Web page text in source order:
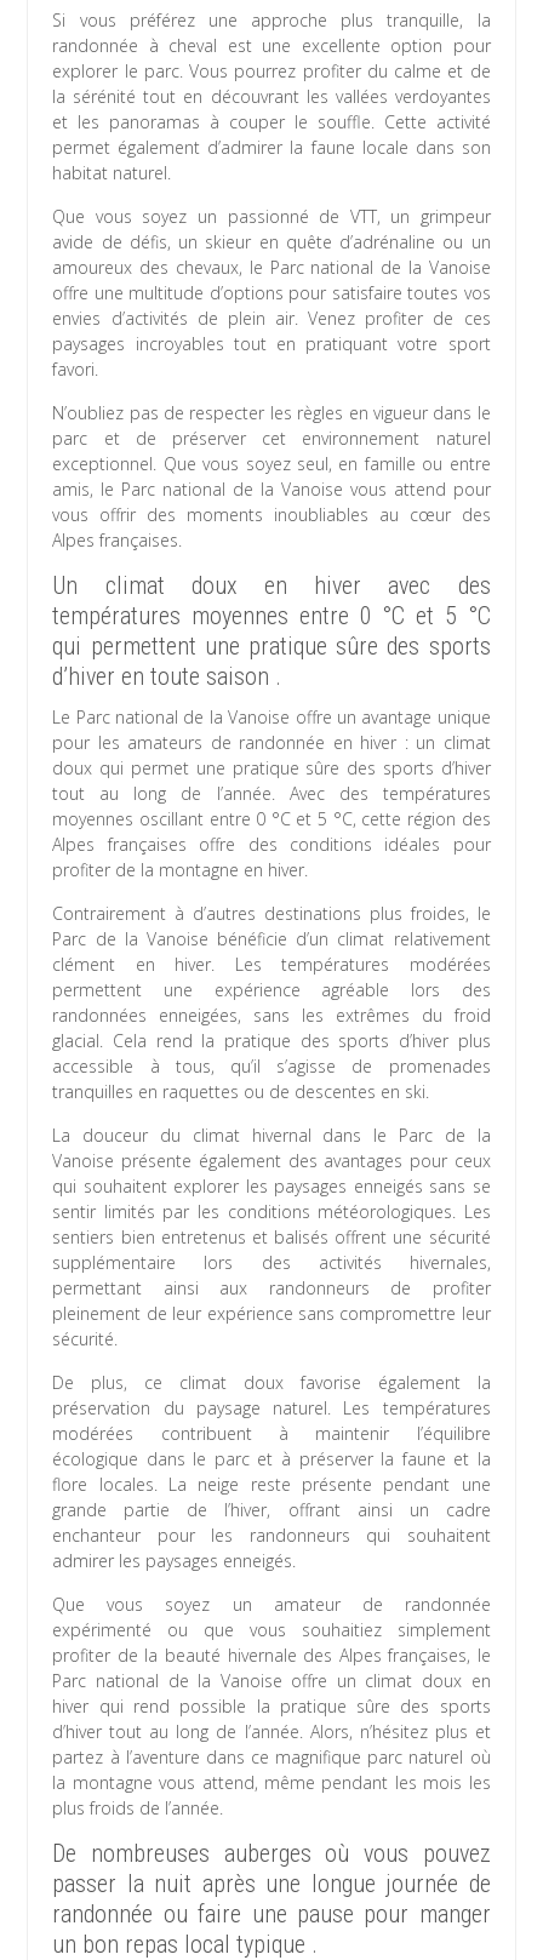
Si vous préférez une approche plus tranquille, la
randonnée à cheval est une excellente option pour
explorer le parc. Vous pourrez profiter du calme et de
la sérénité tout en découvrant les vallées verdoyantes
et les panoramas à couper le souffle. Cette activité
permet également d’admirer la faune locale dans son
habitat naturel.
Que vous soyez un passionné de VTT, un grimpeur
avide de défis, un skieur en quête d’adrénaline ou un
amoureux des chevaux, le Parc national de la Vanoise
offre une multitude d’options pour satisfaire toutes vos
envies d’activités de plein air. Venez profiter de ces
paysages incroyables tout en pratiquant votre sport
favori.
N’oubliez pas de respecter les règles en vigueur dans le
parc et de préserver cet environnement naturel
exceptionnel. Que vous soyez seul, en famille ou entre
amis, le Parc national de la Vanoise vous attend pour
vous offrir des moments inoubliables au cœur des
Alpes françaises.
Un climat doux en hiver avec des
températures moyennes entre 0 °C et 5 °C
qui permettent une pratique sûre des sports
d’hiver en toute saison .
Le Parc national de la Vanoise offre un avantage unique
pour les amateurs de randonnée en hiver : un climat
doux qui permet une pratique sûre des sports d’hiver
tout au long de l’année. Avec des températures
moyennes oscillant entre 0 °C et 5 °C, cette région des
Alpes françaises offre des conditions idéales pour
profiter de la montagne en hiver.
Contrairement à d’autres destinations plus froides, le
Parc de la Vanoise bénéficie d’un climat relativement
clément en hiver. Les températures modérées
permettent une expérience agréable lors des
randonnées enneigées, sans les extrêmes du froid
glacial. Cela rend la pratique des sports d’hiver plus
accessible à tous, qu’il s’agisse de promenades
tranquilles en raquettes ou de descentes en ski.
La douceur du climat hivernal dans le Parc de la
Vanoise présente également des avantages pour ceux
qui souhaitent explorer les paysages enneigés sans se
sentir limités par les conditions météorologiques. Les
sentiers bien entretenus et balisés offrent une sécurité
supplémentaire lors des activités hivernales,
permettant ainsi aux randonneurs de profiter
pleinement de leur expérience sans compromettre leur
sécurité.
De plus, ce climat doux favorise également la
préservation du paysage naturel. Les températures
modérées contribuent à maintenir l’équilibre
écologique dans le parc et à préserver la faune et la
flore locales. La neige reste présente pendant une
grande partie de l’hiver, offrant ainsi un cadre
enchanteur pour les randonneurs qui souhaitent
admirer les paysages enneigés.
Que vous soyez un amateur de randonnée
expérimenté ou que vous souhaitiez simplement
profiter de la beauté hivernale des Alpes françaises, le
Parc national de la Vanoise offre un climat doux en
hiver qui rend possible la pratique sûre des sports
d’hiver tout au long de l’année. Alors, n’hésitez plus et
partez à l’aventure dans ce magnifique parc naturel où
la montagne vous attend, même pendant les mois les
plus froids de l’année.
De nombreuses auberges où vous pouvez
passer la nuit après une longue journée de
randonnée ou faire une pause pour manger
un bon repas local typique .